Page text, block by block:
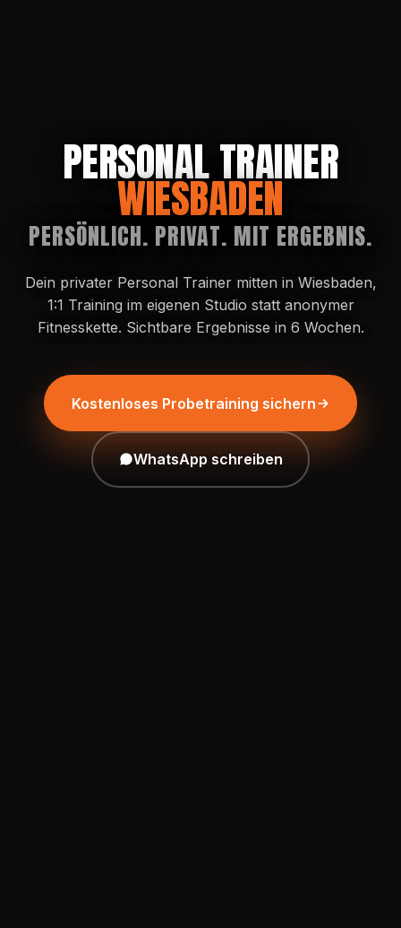
PERSONAL TRAINER
WIESBADEN
PERSÖNLICH. PRIVAT. MIT ERGEBNIS.
Dein privater Personal Trainer mitten in Wiesbaden,
1:1 Training im eigenen Studio statt anonymer
Fitnesskette. Sichtbare Ergebnisse in 6 Wochen.
Kostenloses Probetraining sichern
WhatsApp schreiben